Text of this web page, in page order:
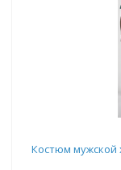
Костюм мужской